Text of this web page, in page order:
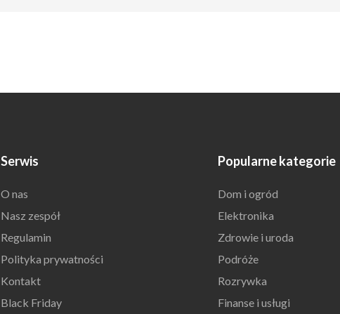
Serwis
O nas
Nasz zespół
Regulamin
Polityka prywatności
Kontakt
Black Friday
Popularne kategorie
Dom i ogród
Elektronika
Zdrowie i uroda
Podróże
Rozrywka
Finanse i usługi